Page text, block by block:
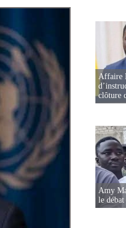
Affaire
clôture
Amy
le